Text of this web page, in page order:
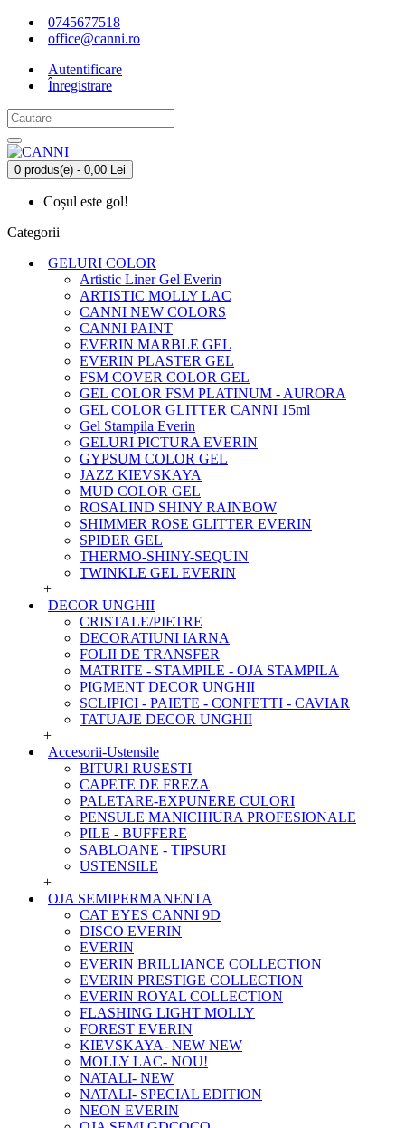
0745677518
office@canni.ro
Autentificare
Înregistrare
0 produs(e) - 0,00 Lei
Coșul este gol!
Categorii
GELURI COLOR
Artistic Liner Gel Everin
ARTISTIC MOLLY LAC
CANNI NEW COLORS
CANNI PAINT
EVERIN MARBLE GEL
EVERIN PLASTER GEL
FSM COVER COLOR GEL
GEL COLOR FSM PLATINUM - AURORA
GEL COLOR GLITTER CANNI 15ml
Gel Stampila Everin
GELURI PICTURA EVERIN
GYPSUM COLOR GEL
JAZZ KIEVSKAYA
MUD COLOR GEL
ROSALIND SHINY RAINBOW
SHIMMER ROSE GLITTER EVERIN
SPIDER GEL
THERMO-SHINY-SEQUIN
TWINKLE GEL EVERIN
+
DECOR UNGHII
CRISTALE/PIETRE
DECORATIUNI IARNA
FOLII DE TRANSFER
MATRITE - STAMPILE - OJA STAMPILA
PIGMENT DECOR UNGHII
SCLIPICI - PAIETE - CONFETTI - CAVIAR
TATUAJE DECOR UNGHII
+
Accesorii-Ustensile
BITURI RUSESTI
CAPETE DE FREZA
PALETARE-EXPUNERE CULORI
PENSULE MANICHIURA PROFESIONALE
PILE - BUFFERE
SABLOANE - TIPSURI
USTENSILE
+
OJA SEMIPERMANENTA
CAT EYES CANNI 9D
DISCO EVERIN
EVERIN
EVERIN BRILLIANCE COLLECTION
EVERIN PRESTIGE COLLECTION
EVERIN ROYAL COLLECTION
FLASHING LIGHT MOLLY
FOREST EVERIN
KIEVSKAYA- NEW NEW
MOLLY LAC- NOU!
NATALI- NEW
NATALI- SPECIAL EDITION
NEON EVERIN